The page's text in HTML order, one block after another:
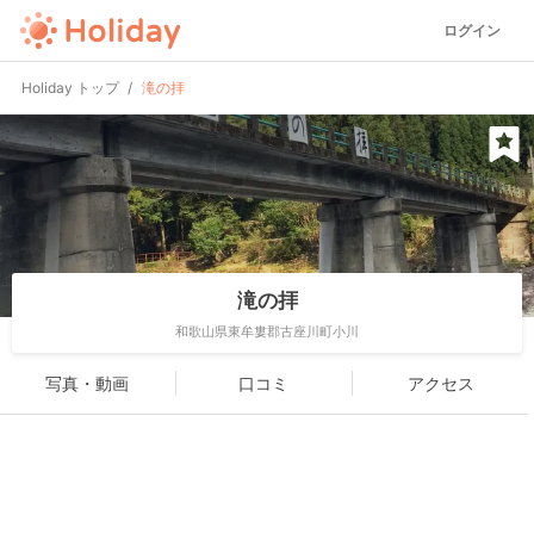
ログイン
Holiday トップ 滝の拝
滝の拝
和歌山県東牟婁郡古座川町小川
写真・動画 口コミ アクセス